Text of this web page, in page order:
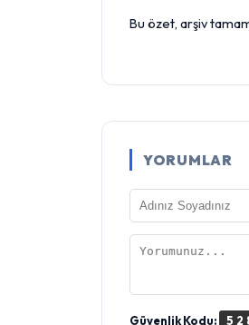
Bu özet, arşiv
YORUMLAR
Güvenlik Kodu: